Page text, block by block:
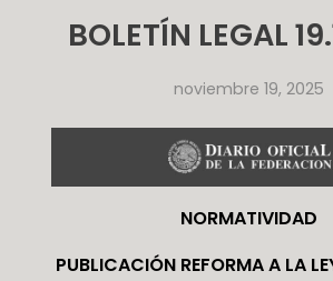
BOLETÍN LEGAL
noviembre 19, 2025
NORMATIVIDAD
PUBLICACIÓN REFORMA A LA